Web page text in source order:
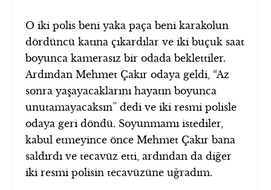
O iki polis beni yaka paça beni karakolun
dördüncü katına çıkardılar ve iki buçuk saat
boyunca kamerasız bir odada beklettiler.
Ardından Mehmet Çakır odaya geldi, “Az
sonra yaşayacaklarını hayatın boyunca
unutamayacaksın” dedi ve iki resmi polisle
odaya geri döndü. Soyunmamı istediler,
kabul etmeyince önce Mehmet Çakır bana
saldırdı ve tecavüz etti, ardından da diğer
iki resmi polisin tecavüzüne uğradım.